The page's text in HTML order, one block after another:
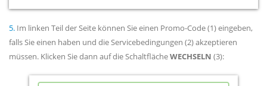
5. Im linken Teil der Seite können Sie einen Promo-Code (1) eingeben,
falls Sie einen haben und die Servicebedingungen (2) akzeptieren
müssen. Klicken Sie dann auf die SchaltflächeWECHSELN (3):